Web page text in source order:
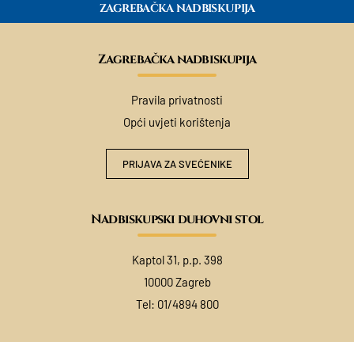
ZAGREBAČKA NADBISKUPIJA
Zagrebačka nadbiskupija
Pravila privatnosti
Opći uvjeti korištenja
PRIJAVA ZA SVEĆENIKE
Nadbiskupski duhovni stol
Kaptol 31, p.p. 398
10000 Zagreb
Tel: 01/4894 800